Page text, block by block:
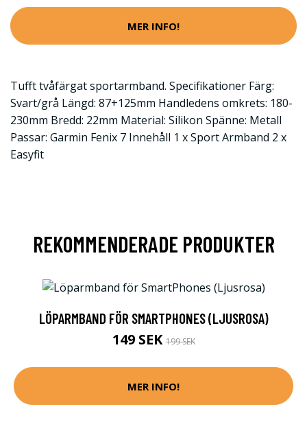
MER INFO!
Tufft tvåfärgat sportarmband. Specifikationer Färg:
Svart/grå Längd: 87+125mm Handledens omkrets: 180-
230mm Bredd: 22mm Material: Silikon Spänne: Metall
Passar: Garmin Fenix 7 Innehåll 1 x Sport Armband 2 x
Easyfit
REKOMMENDERADE PRODUKTER
LÖPARMBAND FÖR SMARTPHONES (LJUSROSA)
149 SEK199 SEK
MER INFO!